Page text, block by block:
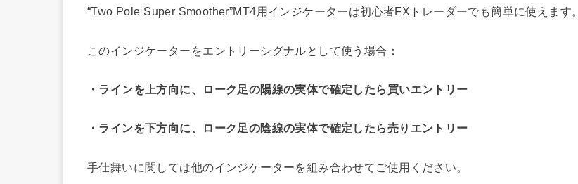
“Two Pole Super Smoother”MT4用インジケーターは初心者FXトレーダーでも簡単に使えます。
このインジケーターをエントリーシグナルとして使う場合：
・ラインを上方向に、ローク足の陽線の実体で確定したら買いエントリー
・ラインを下方向に、ローク足の陰線の実体で確定したら売りエントリー
手仕舞いに関しては他のインジケーターを組み合わせてご使用ください。